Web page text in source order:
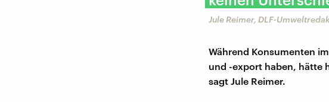
Jule Reimer, DLF-
Während Konsumenten
und -export haben, hätte
sagt Jule Reimer.